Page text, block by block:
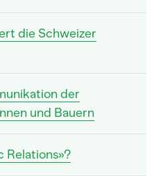
die Schweizer
der
und Bauern
Relations»?